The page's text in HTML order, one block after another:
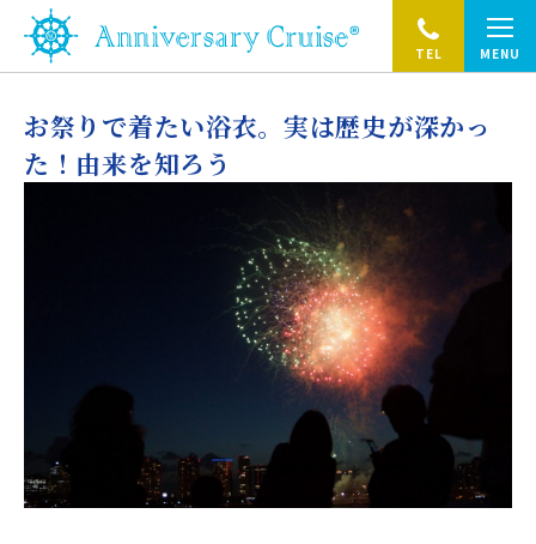
TEL MENU
お祭りで着たい浴衣。実は歴史が深かっ
た！由来を知ろう